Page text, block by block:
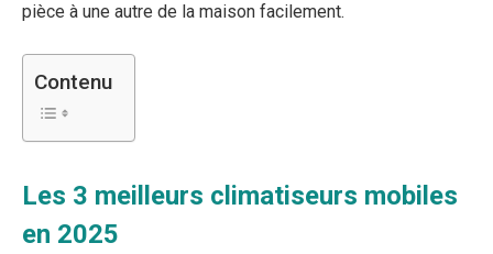
pièce à une autre de la maison facilement.
Contenu
Les 3 meilleurs climatiseurs mobiles
en 2025